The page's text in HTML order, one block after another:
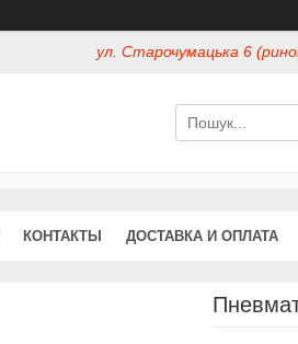
ул. Старочумацька 6
КОНТАКТЫ ДОСТАВКА И ОПЛАТА